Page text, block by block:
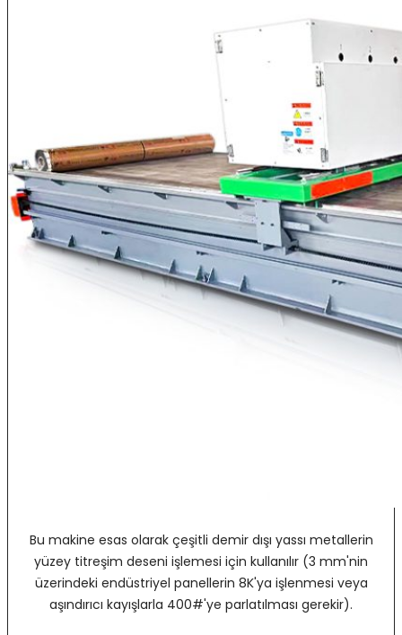
Bu makine esas olarak çeşitli demir dışı yassı metallerin
yüzey titreşim deseni işlemesi için kullanılır (3 mm'nin
üzerindeki endüstriyel panellerin 8K'ya işlenmesi veya
aşındırıcı kayışlarla 400#'ye parlatılması gerekir).